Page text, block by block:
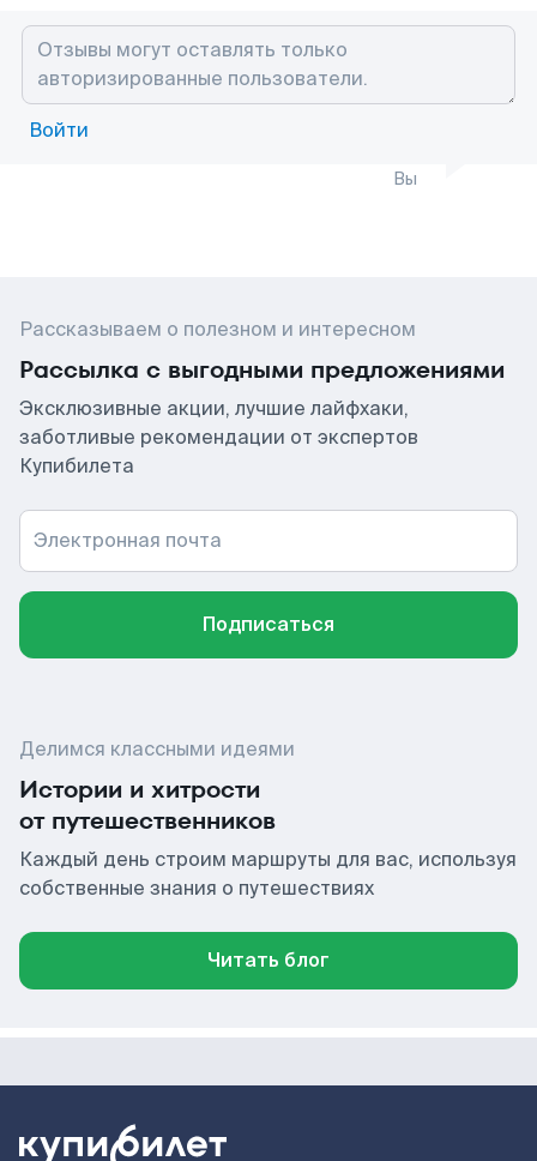
Войти
Вы
Рассказываем о полезном и интересном
Рассылка с выгодными предложениями
Эксклюзивные акции, лучшие лайфхаки,
заботливые рекомендации от экспертов
Купибилета
Электронная почта
Подписаться
Делимся классными идеями
Истории и хитрости
от путешественников
Каждый день строим маршруты для вас, используя
собственные знания о путешествиях
Читать блог